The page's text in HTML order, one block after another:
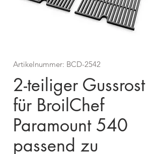
Artikelnummer: BCD-2542
2-teiliger Gussrost
für BroilChef
Paramount 540
passend zu